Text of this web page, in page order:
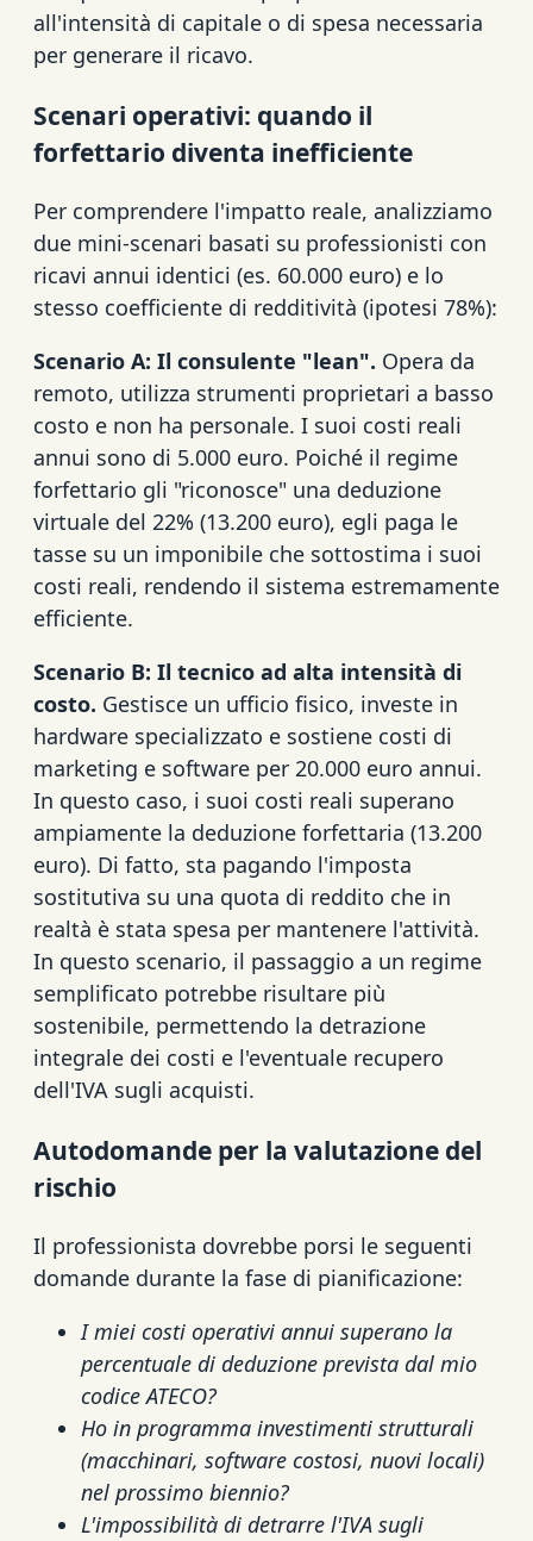
all'intensità di capitale o di spesa necessaria
per generare il ricavo.
Scenari operativi: quando il
forfettario diventa inefficiente
Per comprendere l'impatto reale, analizziamo
due mini-scenari basati su professionisti con
ricavi annui identici (es. 60.000 euro) e lo
stesso coefficiente di redditività (ipotesi 78%):
Scenario A: Il consulente "lean". Opera da
remoto, utilizza strumenti proprietari a basso
costo e non ha personale. I suoi costi reali
annui sono di 5.000 euro. Poiché il regime
forfettario gli "riconosce" una deduzione
virtuale del 22% (13.200 euro), egli paga le
tasse su un imponibile che sottostima i suoi
costi reali, rendendo il sistema estremamente
efficiente.
Scenario B: Il tecnico ad alta intensità di
costo. Gestisce un ufficio fisico, investe in
hardware specializzato e sostiene costi di
marketing e software per 20.000 euro annui.
In questo caso, i suoi costi reali superano
ampiamente la deduzione forfettaria (13.200
euro). Di fatto, sta pagando l'imposta
sostitutiva su una quota di reddito che in
realtà è stata spesa per mantenere l'attività.
In questo scenario, il passaggio a un regime
semplificato potrebbe risultare più
sostenibile, permettendo la detrazione
integrale dei costi e l'eventuale recupero
dell'IVA sugli acquisti.
Autodomande per la valutazione del
rischio
Il professionista dovrebbe porsi le seguenti
domande durante la fase di pianificazione:
I miei costi operativi annui superano la
percentuale di deduzione prevista dal mio
codice ATECO?
Ho in programma investimenti strutturali
(macchinari, software costosi, nuovi locali)
nel prossimo biennio?
L'impossibilità di detrarre l'IVA sugli